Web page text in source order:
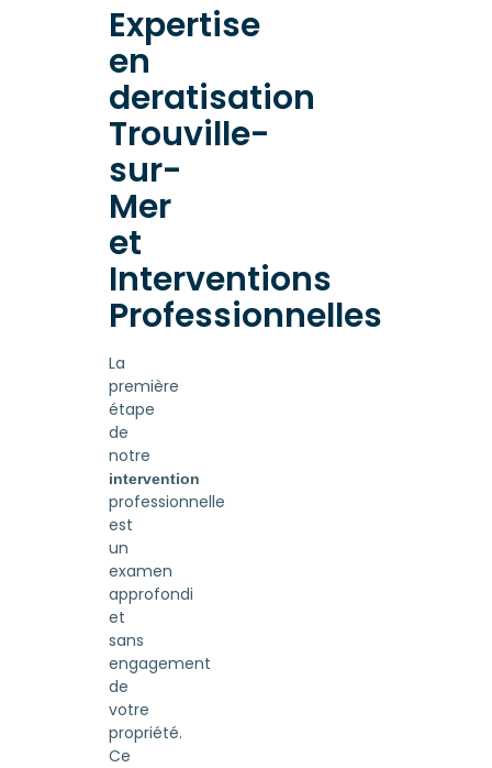
Expertise
en
deratisation
Trouville-
sur-
Mer
et
Interventions
Professionnelles
La
première
étape
de
notre
intervention
professionnelle
est
un
examen
approfondi
et
sans
engagement
de
votre
propriété.
Ce